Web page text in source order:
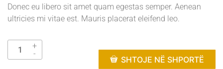
Donec eu libero sit amet quam egestas semper. Aenean
ultricies mi vitae est. Mauris placerat eleifend leo.
SHTOJE NË SHPORTË